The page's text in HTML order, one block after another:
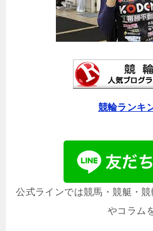
競輪ランキ
公式ラインでは競馬・競艇・
やコラム